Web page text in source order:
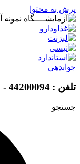
پرش به محتوا
جوابدهی
تلفن : 44200094 - 021
جستجو